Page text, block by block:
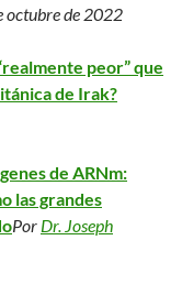
octubre de 2022
peor” que
de Irak?
de ARNm:
las grandes
Por Dr. Joseph